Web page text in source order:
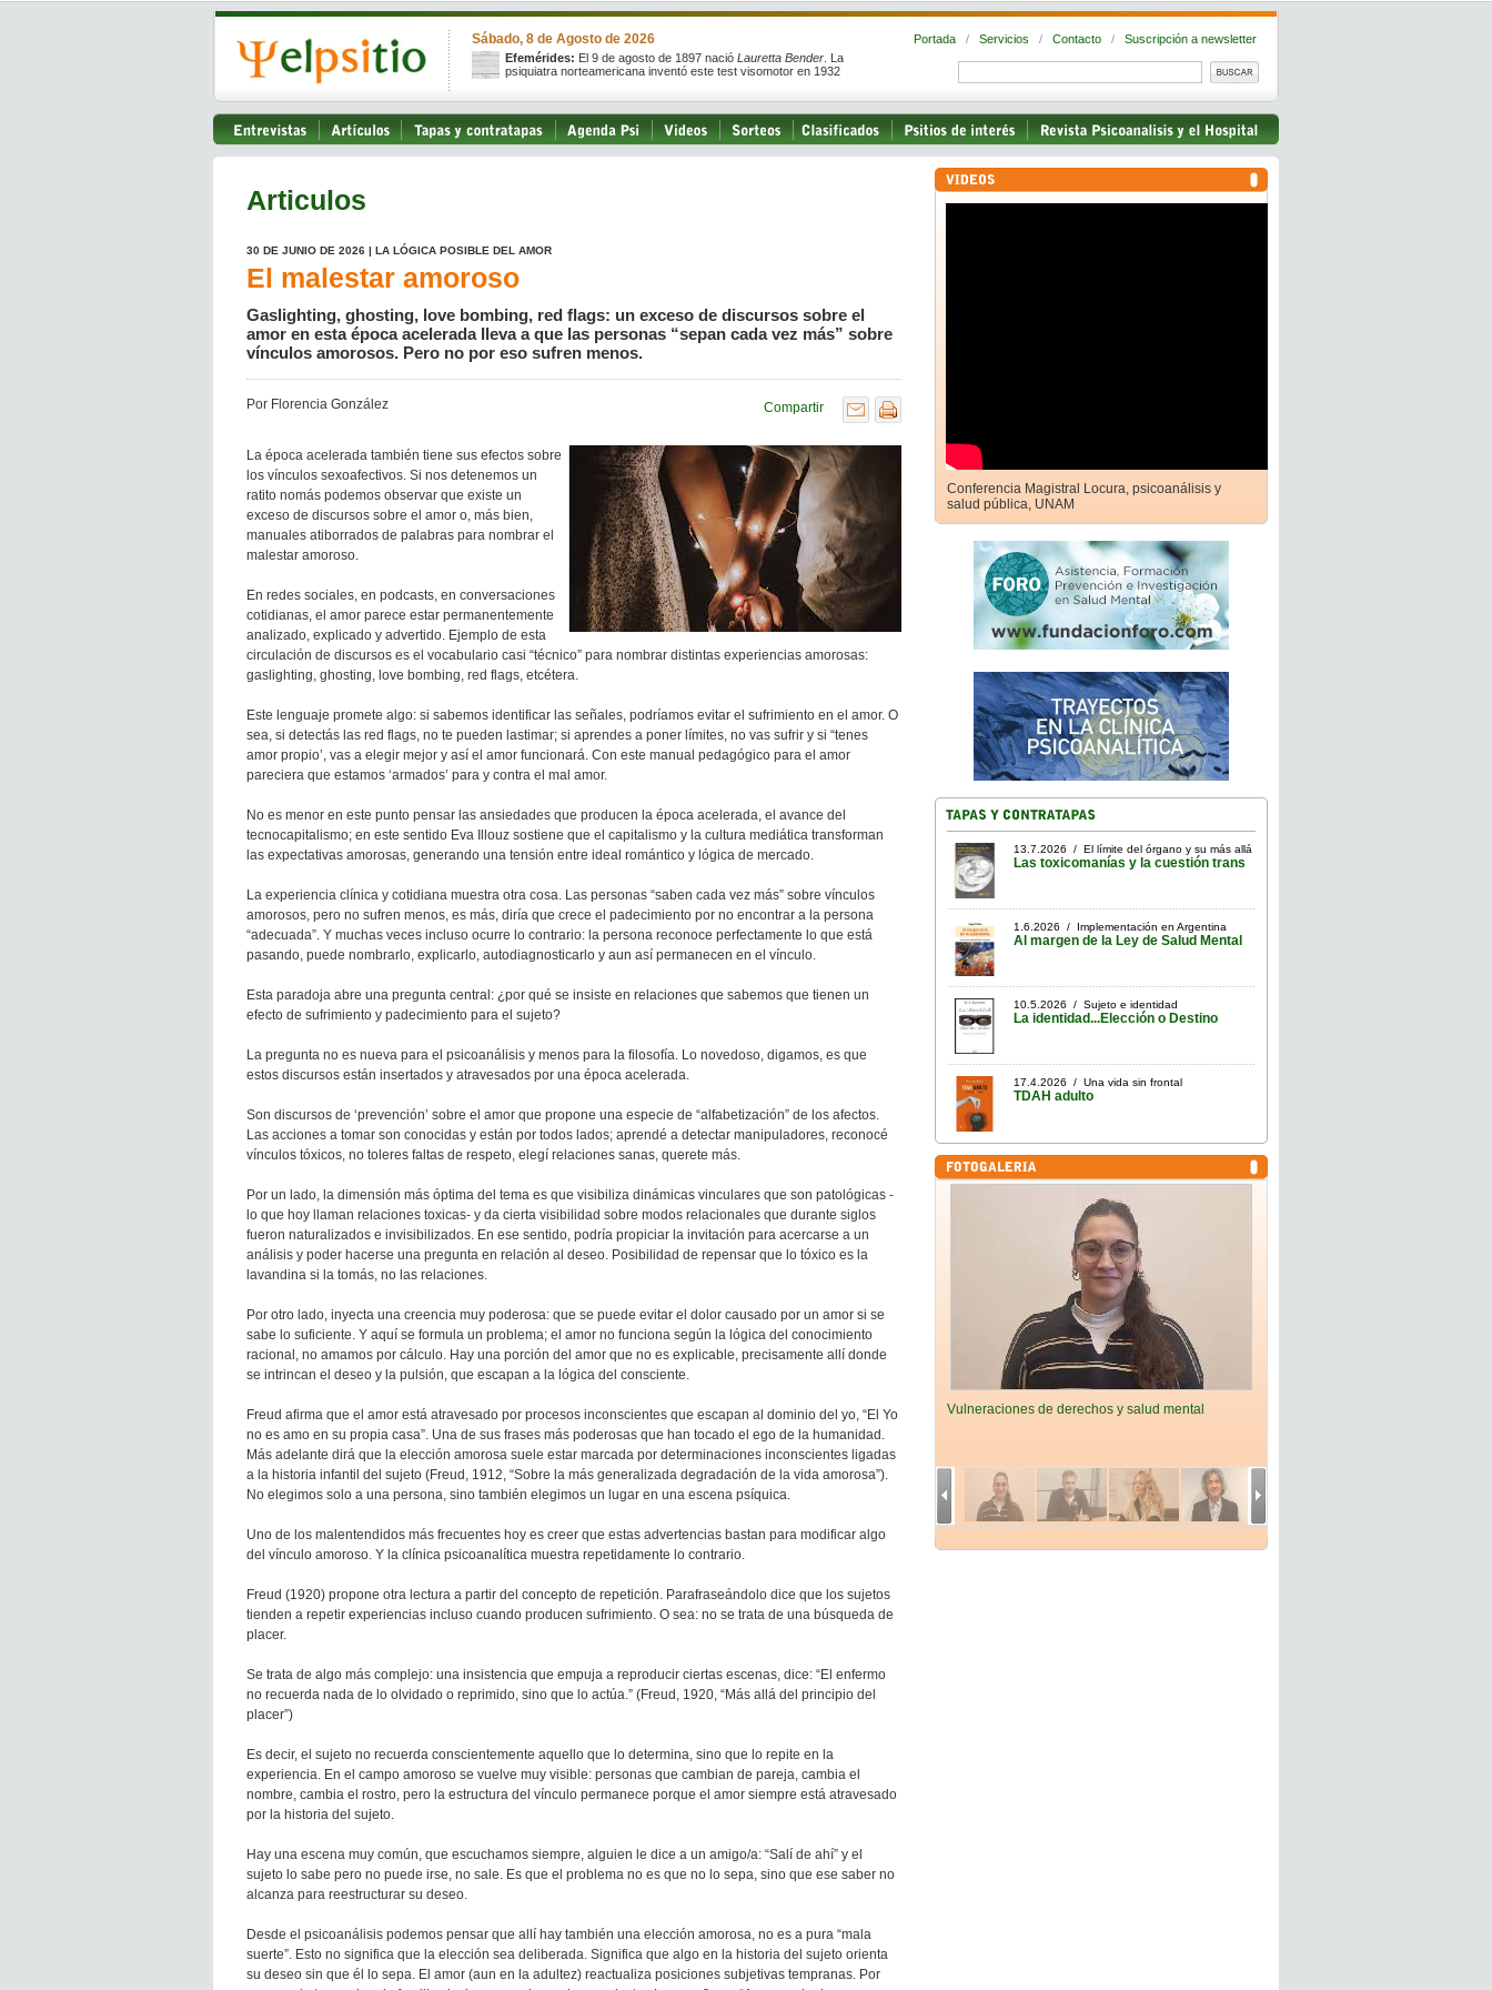
Sábado, 8 de Agosto de 2026
Efemérides: El 9 de agosto de 1897 nació Lauretta Bender . La
psiquiatra norteamericana inventó este test visomotor en 1932
Portada / Servicios / Contacto / Suscripción a newsletter
Articulos
30 DE JUNIO DE 2026 | LA LÓGICA POSIBLE DEL AMOR
El malestar amoroso
Gaslighting, ghosting, love bombing, red flags: un exceso de discursos sobre el
amor en esta época acelerada lleva a que las personas “sepan cada vez más” sobre
vínculos amorosos. Pero no por eso sufren menos.
Por Florencia González Compartir
La época acelerada también tiene sus efectos sobre
los vínculos sexoafectivos. Si nos detenemos un
ratito nomás podemos observar que existe un
exceso de discursos sobre el amor o, más bien,
manuales atiborrados de palabras para nombrar el
malestar amoroso.
En redes sociales, en podcasts, en conversaciones
cotidianas, el amor parece estar permanentemente
analizado, explicado y advertido. Ejemplo de esta
circulación de discursos es el vocabulario casi “técnico” para nombrar distintas experiencias amorosas:
gaslighting, ghosting, love bombing, red flags, etcétera.
Este lenguaje promete algo: si sabemos identificar las señales, podríamos evitar el sufrimiento en el amor. O
sea, si detectás las red flags, no te pueden lastimar; si aprendes a poner límites, no vas sufrir y si “tenes
amor propio’, vas a elegir mejor y así el amor funcionará. Con este manual pedagógico para el amor
pareciera que estamos ‘armados’ para y contra el mal amor.
No es menor en este punto pensar las ansiedades que producen la época acelerada, el avance del
tecnocapitalismo; en este sentido Eva Illouz sostiene que el capitalismo y la cultura mediática transforman
las expectativas amorosas, generando una tensión entre ideal romántico y lógica de mercado.
La experiencia clínica y cotidiana muestra otra cosa. Las personas “saben cada vez más” sobre vínculos
amorosos, pero no sufren menos, es más, diría que crece el padecimiento por no encontrar a la persona
“adecuada”. Y muchas veces incluso ocurre lo contrario: la persona reconoce perfectamente lo que está
pasando, puede nombrarlo, explicarlo, autodiagnosticarlo y aun así permanecen en el vínculo.
Esta paradoja abre una pregunta central: ¿por qué se insiste en relaciones que sabemos que tienen un
efecto de sufrimiento y padecimiento para el sujeto?
La pregunta no es nueva para el psicoanálisis y menos para la filosofía. Lo novedoso, digamos, es que
estos discursos están insertados y atravesados por una época acelerada.
Son discursos de ‘prevención’ sobre el amor que propone una especie de “alfabetización” de los afectos.
Las acciones a tomar son conocidas y están por todos lados; aprendé a detectar manipuladores, reconocé
vínculos tóxicos, no toleres faltas de respeto, elegí relaciones sanas, querete más.
Por un lado, la dimensión más óptima del tema es que visibiliza dinámicas vinculares que son patológicas -
lo que hoy llaman relaciones toxicas- y da cierta visibilidad sobre modos relacionales que durante siglos
fueron naturalizados e invisibilizados. En ese sentido, podría propiciar la invitación para acercarse a un
análisis y poder hacerse una pregunta en relación al deseo. Posibilidad de repensar que lo tóxico es la
lavandina si la tomás, no las relaciones.
Por otro lado, inyecta una creencia muy poderosa: que se puede evitar el dolor causado por un amor si se
sabe lo suficiente. Y aquí se formula un problema; el amor no funciona según la lógica del conocimiento
racional, no amamos por cálculo. Hay una porción del amor que no es explicable, precisamente allí donde
se intrincan el deseo y la pulsión, que escapan a la lógica del consciente.
Freud afirma que el amor está atravesado por procesos inconscientes que escapan al dominio del yo, “El Yo
no es amo en su propia casa”. Una de sus frases más poderosas que han tocado el ego de la humanidad.
Más adelante dirá que la elección amorosa suele estar marcada por determinaciones inconscientes ligadas
a la historia infantil del sujeto (Freud, 1912, “Sobre la más generalizada degradación de la vida amorosa”).
No elegimos solo a una persona, sino también elegimos un lugar en una escena psíquica.
Uno de los malentendidos más frecuentes hoy es creer que estas advertencias bastan para modificar algo
del vínculo amoroso. Y la clínica psicoanalítica muestra repetidamente lo contrario.
Freud (1920) propone otra lectura a partir del concepto de repetición. Parafraseándolo dice que los sujetos
tienden a repetir experiencias incluso cuando producen sufrimiento. O sea: no se trata de una búsqueda de
placer.
Se trata de algo más complejo: una insistencia que empuja a reproducir ciertas escenas, dice: “El enfermo
no recuerda nada de lo olvidado o reprimido, sino que lo actúa.” (Freud, 1920, “Más allá del principio del
placer”)
Es decir, el sujeto no recuerda conscientemente aquello que lo determina, sino que lo repite en la
experiencia. En el campo amoroso se vuelve muy visible: personas que cambian de pareja, cambia el
nombre, cambia el rostro, pero la estructura del vínculo permanece porque el amor siempre está atravesado
por la historia del sujeto.
Hay una escena muy común, que escuchamos siempre, alguien le dice a un amigo/a: “Salí de ahí” y el
sujeto lo sabe pero no puede irse, no sale. Es que el problema no es que no lo sepa, sino que ese saber no
alcanza para reestructurar su deseo.
Desde el psicoanálisis podemos pensar que allí hay también una elección amorosa, no es a pura “mala
suerte”. Esto no significa que la elección sea deliberada. Significa que algo en la historia del sujeto orienta
su deseo sin que él lo sepa. El amor (aun en la adultez) reactualiza posiciones subjetivas tempranas. Por
Conferencia Magistral Locura, psicoanálisis y
salud pública, UNAM
13.7.2026 / El límite del órgano y su más allá
Las toxicomanías y la cuestión trans
1.6.2026 / Implementación en Argentina
Al margen de la Ley de Salud Mental
10.5.2026 / Sujeto e identidad
La identidad...Elección o Destino
17.4.2026 / Una vida sin frontal
TDAH adulto
Vulneraciones de derechos y salud mental